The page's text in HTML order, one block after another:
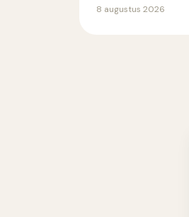
8 augustus 2026